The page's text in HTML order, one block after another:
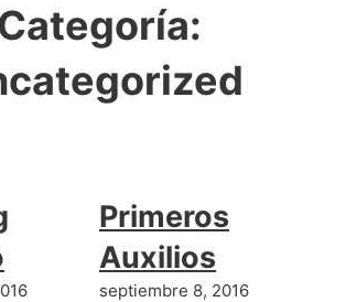
Primeros
Auxilios
septiembre 8, 2016